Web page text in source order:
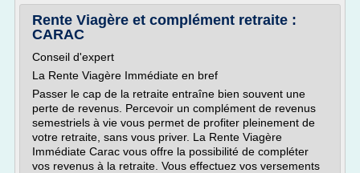
Rente Viagère et complément retraite :
CARAC
Conseil d'expert
La Rente Viagère Immédiate en bref
Passer le cap de la retraite entraîne bien souvent une
perte de revenus. Percevoir un complément de revenus
semestriels à vie vous permet de profiter pleinement de
votre retraite, sans vous priver. La Rente Viagère
Immédiate Carac vous offre la possibilité de compléter
vos revenus à la retraite. Vous effectuez vos versements